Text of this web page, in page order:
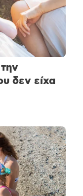
δεν είχα